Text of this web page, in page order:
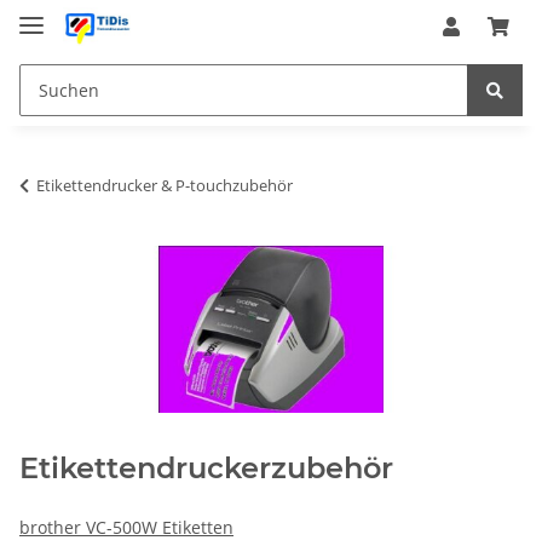
Etikettendrucker & P-touchzubehör
Etikettendruckerzubehör
brother VC-500W Etiketten